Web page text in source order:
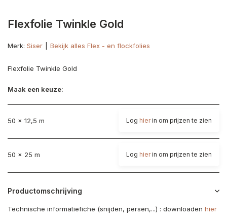
Flexfolie Twinkle Gold
Merk: Siser Bekijk alles Flex - en flockfolies
Flexfolie Twinkle Gold
Maak een keuze:
50 x 12,5 m Log hierin om prijzen te zien
50 x 25 m Log hierin om prijzen te zien
Productomschrijving
Technische informatiefiche (snijden, persen,...) : downloaden hier